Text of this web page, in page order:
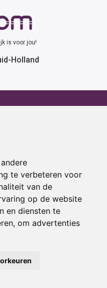
te verbeteren voor
van de
op de website
en diensten te
, om advertenties
is voor jou!
Holland